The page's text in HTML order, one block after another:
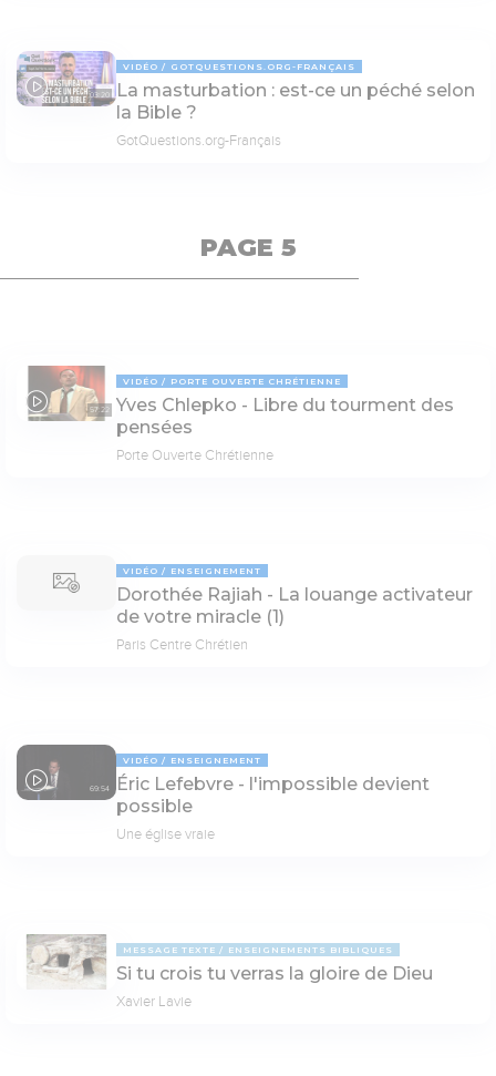
03:20
VIDÉO GOTQUESTIONS.ORG-FRANÇAIS
La masturbation : est-ce un péché selon
la Bible ?
GotQuestions.org-Français
PAGE 5
57:22
VIDÉO PORTE OUVERTE CHRÉTIENNE
Yves Chlepko - Libre du tourment des
pensées
Porte Ouverte Chrétienne
VIDÉO ENSEIGNEMENT
Dorothée Rajiah - La louange activateur
de votre miracle (1)
Paris Centre Chrétien
69:54
VIDÉO ENSEIGNEMENT
Éric Lefebvre - l'impossible devient
possible
Une église vraie
MESSAGE TEXTE ENSEIGNEMENTS BIBLIQUES
Si tu crois tu verras la gloire de Dieu
Xavier Lavie